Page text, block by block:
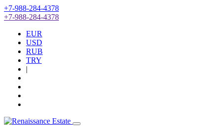
+7-988-284-4378
+7-988-284-4378
EUR
USD
RUB
TRY
|